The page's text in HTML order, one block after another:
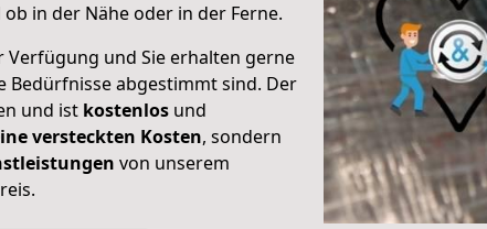
in der Nähe oder in der Ferne.
Verfügung und Sie erhalten gerne
Bedürfnisse abgestimmt sind. Der
und ist kostenlos und
versteckten Kosten, sondern
von unserem